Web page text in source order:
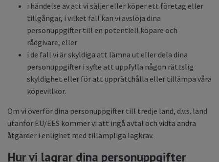
i händelse av att vi säljer eller köper ett företag eller
tillgångar, i vilket fall kan vi avslöja dina
personuppgifter till en potentiell köpare och
rådgivare, eller
i de fall vi är skyldiga att lämna ut eller dela dina
personuppgifter i syfte att uppfylla någon rättslig
skyldighet eller för att upprätthålla eller tillämpa våra
köpevillkor.
Om vi överför dina personuppgifter till tredje land, d.v.s. land
utanför EU/EES kommer vi att ingå avtal och vidta andra
åtgärder i enlighet med tillämpliga lagkrav.
Hur vi lagrar dina personuppgifter